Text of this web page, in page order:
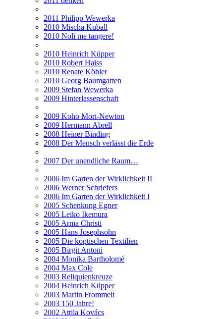
2011 Philipp Wewerka
2010 Mischa Kuball
2010 Noli me tangere!
2010 Heinrich Küpper
2010 Robert Haiss
2010 Renate Köhler
2010 Georg Baumgarten
2009 Stefan Wewerka
2009 Hinterlassenschaft
2009 Koho Mori-Newton
2009 Hermann Abrell
2008 Heiner Binding
2008 Der Mensch verlässt die Erde
2007 Der unendliche Raum…
2006 Im Garten der Wirklichkeit II
2006 Werner Schriefers
2006 Im Garten der Wirklichkeit I
2005 Schenkung Egner
2005 Leiko Ikemura
2005 Arma Christi
2005 Hans Josephsohn
2005 Die koptischen Textilien
2005 Birgit Antoni
2004 Monika Bartholomé
2004 Max Cole
2003 Reliquienkreuze
2004 Heinrich Küpper
2003 Martin Frommelt
2003 150 Jahre!
2002 Attila Kovács